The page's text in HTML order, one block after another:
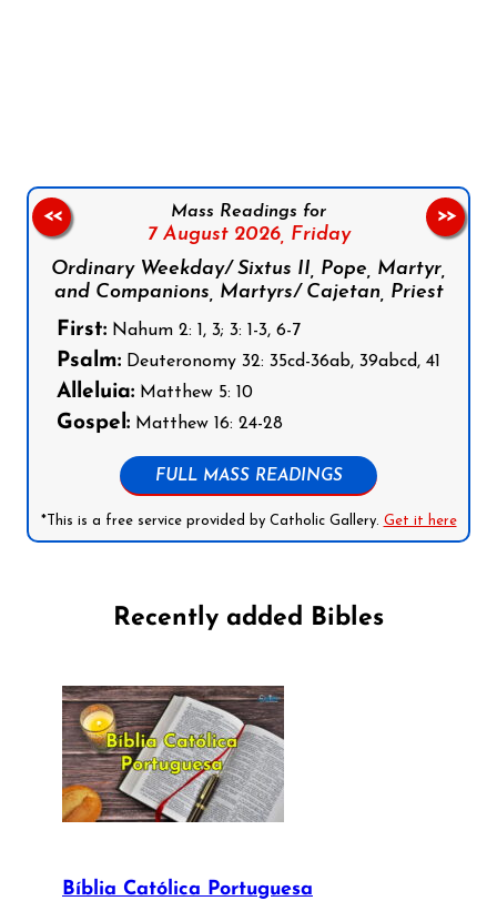
Mass Readings for
7 August 2026, Friday
Ordinary Weekday/ Sixtus II, Pope, Martyr,
and Companions, Martyrs/ Cajetan, Priest
First: Nahum 2: 1, 3; 3: 1-3, 6-7
Psalm: Deuteronomy 32: 35cd-36ab, 39abcd, 41
Alleluia: Matthew 5: 10
Gospel: Matthew 16: 24-28
FULL MASS READINGS
*This is a free service provided by Catholic Gallery. Get it here
<< >>
Recently added Bibles
Bíblia Católica Portuguesa